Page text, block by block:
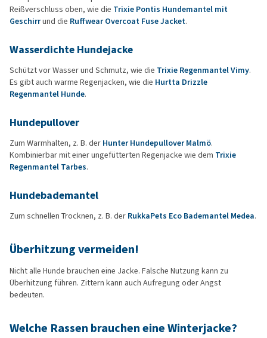
Reißverschluss oben, wie die Trixie Pontis Hundemantel mit
Geschirrund die Ruffwear Overcoat Fuse Jacket.
Wasserdichte Hundejacke
Schützt vor Wasser und Schmutz, wie die Trixie Regenmantel Vimy.
Es gibt auch warme Regenjacken, wie die Hurtta Drizzle
Regenmantel Hunde.
Hundepullover
Zum Warmhalten, z. B. der Hunter Hundepullover Malmö.
Kombinierbar mit einer ungefütterten Regenjacke wie dem Trixie
Regenmantel Tarbes.
Hundebademantel
Zum schnellen Trocknen, z. B. der RukkaPets Eco Bademantel Medea.
Überhitzung vermeiden!
Nicht alle Hunde brauchen eine Jacke. Falsche Nutzung kann zu
Überhitzung führen. Zittern kann auch Aufregung oder Angst
bedeuten.
Welche Rassen brauchen eine Winterjacke?